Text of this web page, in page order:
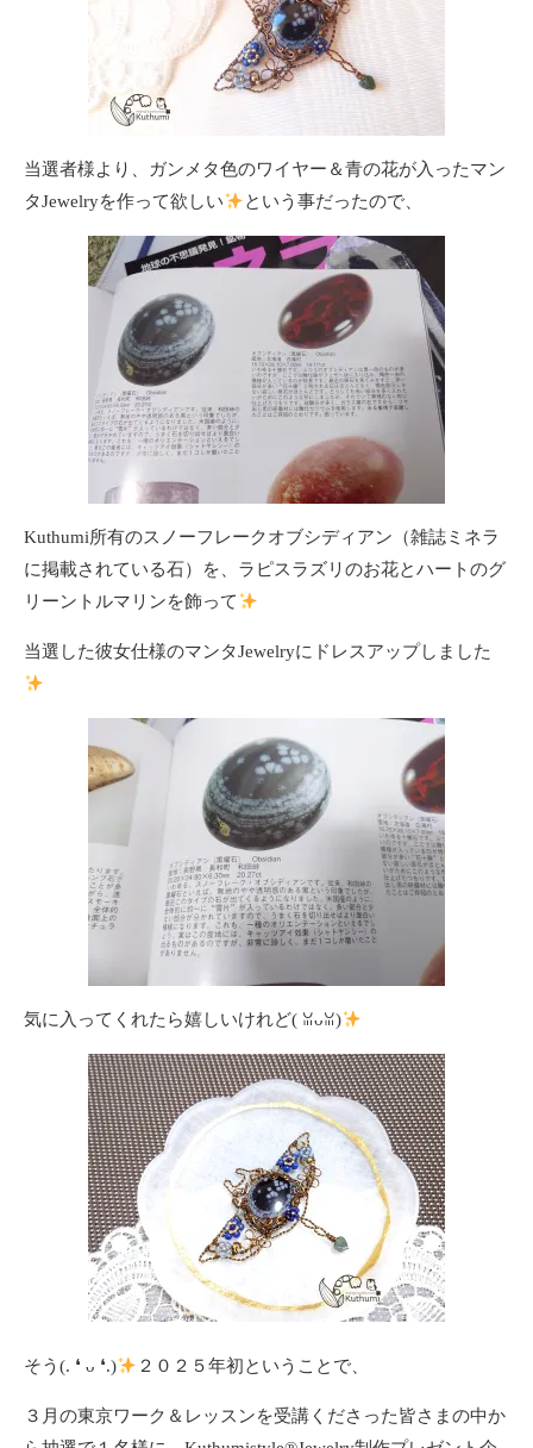
当選者様より、ガンメタ色のワイヤー＆青の花が入ったマン
タJewelryを作って欲しい
という事だったので、
Kuthumi所有のスノーフレークオブシディアン（雑誌ミネラ
に掲載されている石）を、ラピスラズリのお花とハートのグ
リーントルマリンを飾って
当選した彼女仕様のマンタJewelryにドレスアップしました
気に入ってくれたら嬉しいけれど(⁠ ⁠ꈍ⁠ᴗ⁠ꈍ⁠)
そう(⁠.⁠ ⁠❛⁠ ⁠ᴗ⁠ ⁠❛⁠.⁠) ２０２５年初ということで、
３月の東京ワーク＆レッスンを受講くださった皆さまの中か